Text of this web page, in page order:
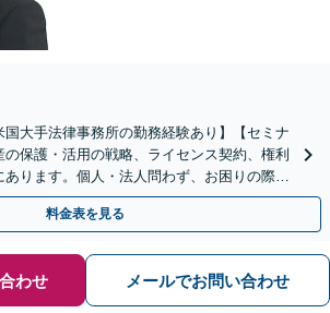
国大手法律事務所の勤務経験あり】【セミナ
保護・活用の戦略、ライセンス契約、権利
ります。個人・法人問わず、お困りの際は
【弁護士歴15年以上】
料金表を見る
わせ メールでお問い合わせ